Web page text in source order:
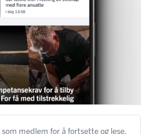
som medlem for å fortsette og lese.